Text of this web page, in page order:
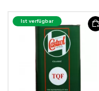
Ist verfügbar